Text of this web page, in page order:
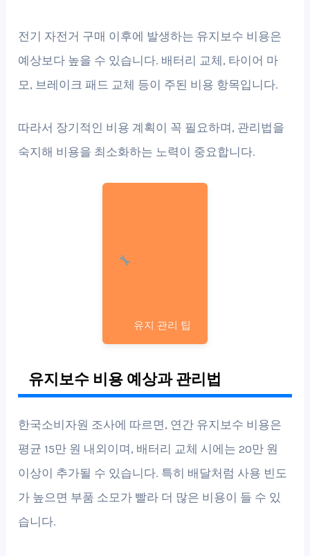
전기 자전거 구매 이후에 발생하는 유지보수 비용은
예상보다 높을 수 있습니다. 배터리 교체, 타이어 마
모, 브레이크 패드 교체 등이 주된 비용 항목입니다.
따라서 장기적인 비용 계획이 꼭 필요하며, 관리법을
숙지해 비용을 최소화하는 노력이 중요합니다.
유지 관리 팁
유지보수 비용 예상과 관리법
한국소비자원 조사에 따르면, 연간 유지보수 비용은
평균 15만 원 내외이며, 배터리 교체 시에는 20만 원
이상이 추가될 수 있습니다. 특히 배달처럼 사용 빈도
가 높으면 부품 소모가 빨라 더 많은 비용이 들 수 있
습니다.